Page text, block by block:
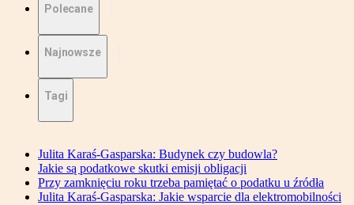
Polecane
Najnowsze
Tagi
Julita Karaś-Gasparska: Budynek czy budowla?
Jakie są podatkowe skutki emisji obligacji
Przy zamknięciu roku trzeba pamiętać o podatku u źródła
Julita Karaś-Gasparska: Jakie wsparcie dla elektromobilności